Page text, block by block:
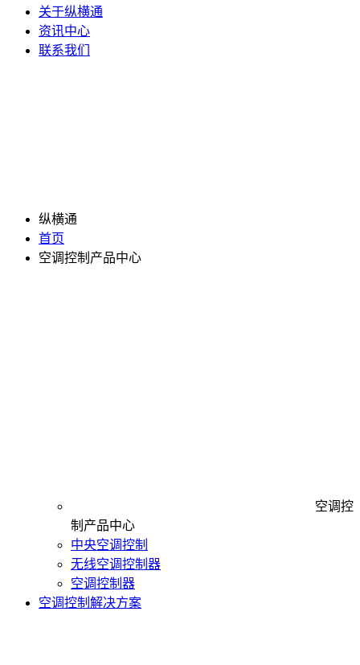
关于纵横通
资讯中心
联系我们
纵横通
首页
空调控制产品中心
空调控
制产品中心
中央空调控制
无线空调控制器
空调控制器
空调控制解决方案